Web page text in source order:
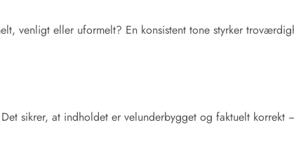
venligt eller uformelt? En konsistent tone styrker
sikrer, at indholdet er velunderbygget og faktuelt